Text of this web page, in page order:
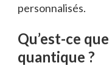
personnalisés.
Qu’est-ce
quantique ?